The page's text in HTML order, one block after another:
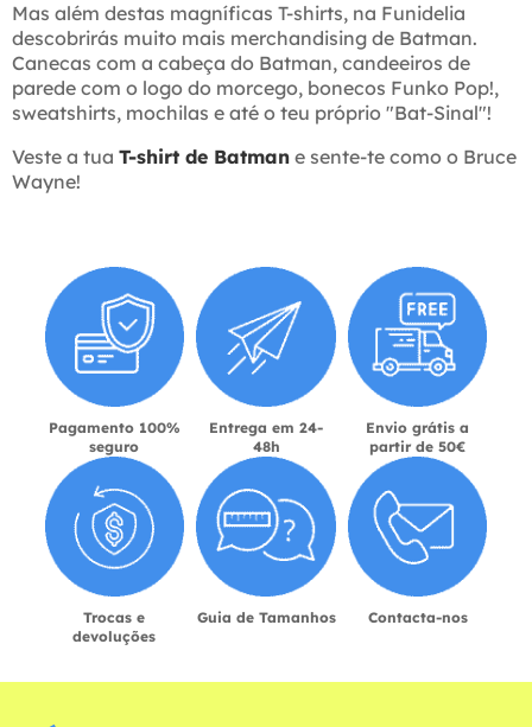
Mas além destas magníficas T-shirts, na Funidelia
descobrirás muito mais merchandising de Batman.
Canecas com a cabeça do Batman, candeeiros de
parede com o logo do morcego, bonecos Funko Pop!,
sweatshirts, mochilas e até o teu próprio "Bat-Sinal"!
Veste a tua T-shirt de Batman e sente-te como o Bruce
Wayne!
Pagamento 100%
seguro
Entrega em 24-
48h
Envio grátis a
partir de 50€
Trocas e
devoluções
Guia de Tamanhos Contacta-nos